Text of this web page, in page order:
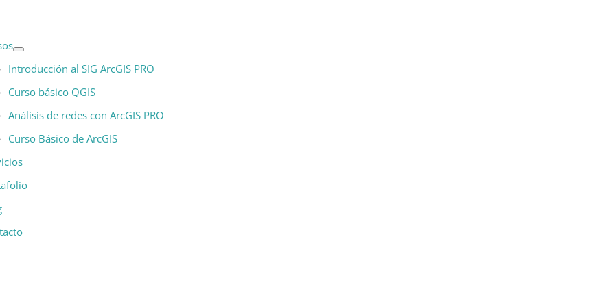
Introducción al SIG ArcGIS PRO
Curso básico QGIS
Análisis de redes con ArcGIS PRO
Curso Básico de ArcGIS